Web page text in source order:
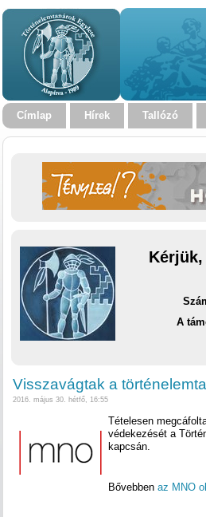
Címlap Hírek Tallózó
A
Visszavágtak a
2016. május 30. hétfő, 16:55
Tételesen
védekezését a
kapcsán.
Bővebben az MNO